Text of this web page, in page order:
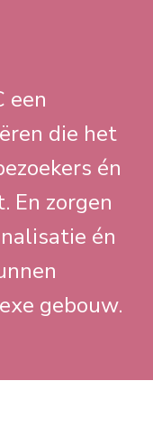
een
die het
én
En zorgen
én
gebouw.